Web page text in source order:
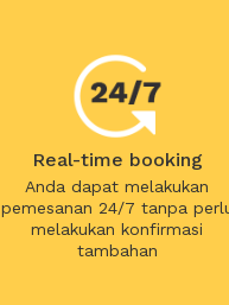
Real-time booking
Anda dapat melakukan
pemesanan 24/7 tanpa
melakukan konfirmasi
tambahan